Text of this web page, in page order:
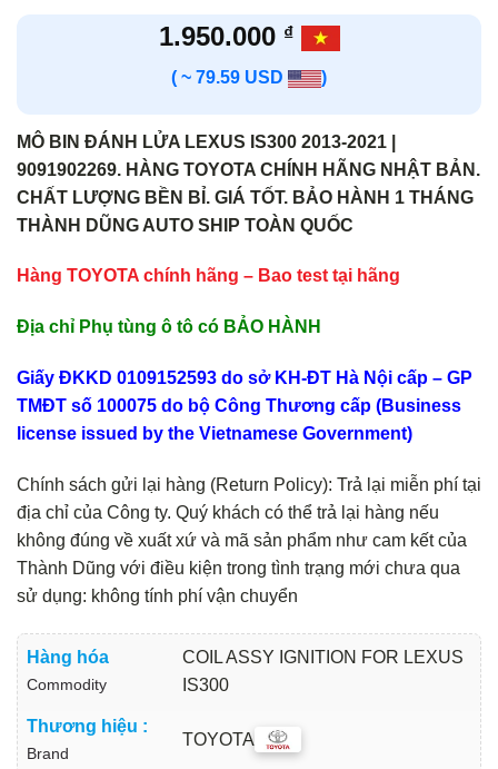
1.950.000 ₫
( ~ 79.59 USD )
MÔ BIN ĐÁNH LỬA LEXUS IS300 2013-2021 |
9091902269. HÀNG TOYOTA CHÍNH HÃNG NHẬT BẢN.
CHẤT LƯỢNG BỀN BỈ. GIÁ TỐT. BẢO HÀNH 1 THÁNG
THÀNH DŨNG AUTO SHIP TOÀN QUỐC
Hàng TOYOTA chính hãng – Bao test tại hãng
Địa chỉ Phụ tùng ô tô có BẢO HÀNH
Giấy ĐKKD 0109152593 do sở KH-ĐT Hà Nội cấp – GP
TMĐT số 100075 do bộ Công Thương cấp (Business
license issued by the Vietnamese Government)
Chính sách gửi lại hàng (Return Policy): Trả lại miễn phí tại
địa chỉ của Công ty. Quý khách có thể trả lại hàng nếu
không đúng về xuất xứ và mã sản phẩm như cam kết của
Thành Dũng với điều kiện trong tình trạng mới chưa qua
sử dụng: không tính phí vận chuyển
Hàng hóa
Commodity
COIL ASSY IGNITION FOR LEXUS
IS300
Thương hiệu :
Brand
TOYOTA